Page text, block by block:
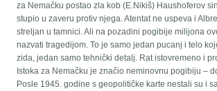
za Nemačku postao zla kob (E.Nikiš) Haushoferov
stupio u zaveru protiv njega. Atentat ne uspeva i
streljan u tamnici. Ali na pozadini pogibije milijona
nazvati tragedijom. To je samo jedan pucanj i telo
zida, jedan samo tehnički detalj. Rat istovremeno i
Istoka za Nemačku je značio neminovnu pogibiju –
Posle 1945. godine s geopolitičke karte nestali su i